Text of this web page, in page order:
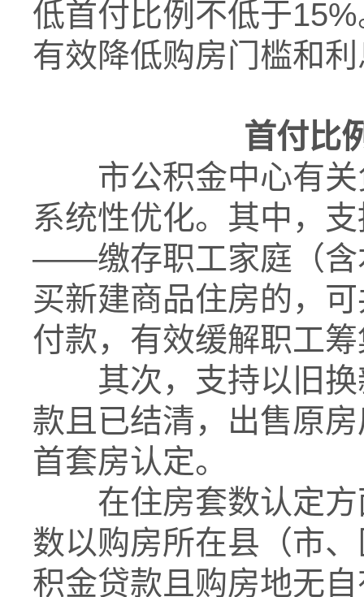
低首付比例不低于
有效降低购房门槛和
首付比
市公积金中心有
系统性优化。其中，
——缴存职工家庭（含
买新建商品住房的，
付款，有效缓解职工
其次，支持以旧
款且已结清，出售原
首套房认定。
在住房套数认定
数以购房所在县（市
积金贷款且购房地无